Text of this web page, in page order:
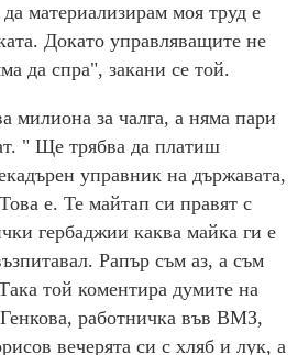
материализирам моя труд е
Докато управляващите не
да спра", закани се той.
милиона за чалга, а няма пари
" Ще трябва да платиш
управник на държавата,
е. Те майтап си правят с
гербаджии каква майка ги е
Рапър съм аз, а съм
той коментира думите на
работничка във ВМЗ,
вечерята си с хляб и лук, а